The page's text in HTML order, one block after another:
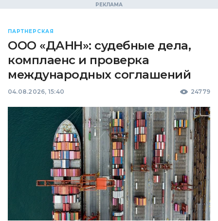
ПАРТНЕРСКАЯ
ООО «ДАНН»: судебные дела,
комплаенс и проверка
международных соглашений
04.08.2026, 15:40 24779